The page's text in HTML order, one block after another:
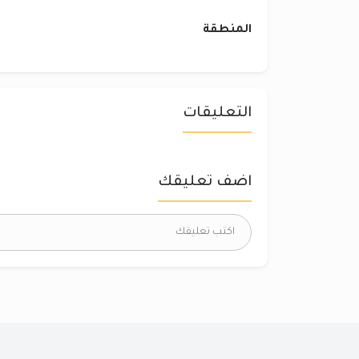
المنطقة
التعليقات
اضف تعليقك